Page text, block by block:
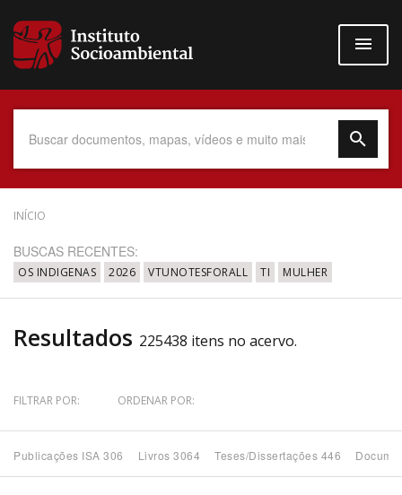
para
conteúdo
Data do Documento
Até
Povo Indígena
INÍCIO
BUSCAS RECENTES:
OS INDIGENAS 2026 VTUNOTESFORALL TI MULHER
Resultados 225438 itens no acervo.
FILTRAR POR: ORDENAR POR:
Publicações ISA 306 Livros 3064 Teses/Dissertações 446